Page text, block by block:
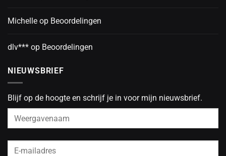
Michelle op Beoordelingen
dlv*** op Beoordelingen
NIEUWSBRIEF
Blijf op de hoogte en schrijf je in voor mijn nieuwsbrief.